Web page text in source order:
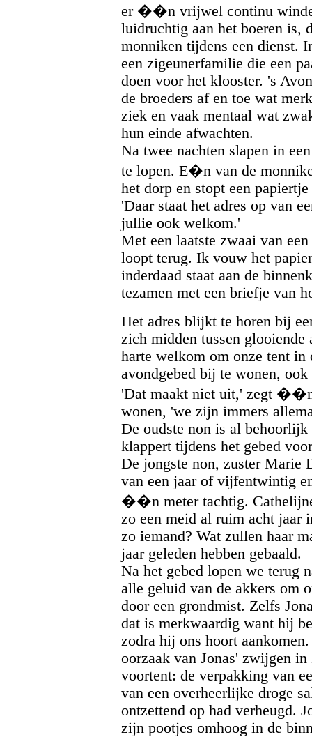
er ��n vrijwel continu
luidruchtig aan het boeren is,
monniken tijdens een dienst.
een zigeunerfamilie die een
doen voor het klooster. 's
de broeders af en toe wat
ziek en vaak mentaal wat
hun einde afwachten.
Na twee nachten slapen in
te lopen. E�n van de
het dorp en stopt een
'Daar staat het adres op van
jullie ook welkom.'
Met een laatste zwaai van
loopt terug. Ik vouw het
inderdaad staat aan de
tezamen met een briefje van
Het adres blijkt te horen bij
zich midden tussen
harte welkom om onze tent in
avondgebed bij te wonen,
'Dat maakt niet uit,' zegt
wonen, 'we zijn immers
De oudste non is al behoorlijk
klappert tijdens het gebed
De jongste non, zuster Marie
van een jaar of vijfentwintig
��n meter tachtig.
zo een meid al ruim acht jaar
zo iemand? Wat zullen haar
jaar geleden hebben gebaald.
Na het gebed lopen we terug
alle geluid van de akkers om
door een grondmist. Zelfs
dat is merkwaardig want hij
zodra hij ons hoort
oorzaak van Jonas' zwijgen
voortent: de verpakking van
van een overheerlijke droge
ontzettend op had verheugd.
zijn pootjes omhoog in de